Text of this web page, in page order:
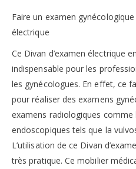
Faire un examen
électrique
Ce Divan d’examen électrique
indispensable pour les
les gynécologues. En effet, ce
pour réaliser des examens
examens radiologiques comme
endoscopiques tels que la
L’utilisation de ce Divan
très pratique. Ce mobilier